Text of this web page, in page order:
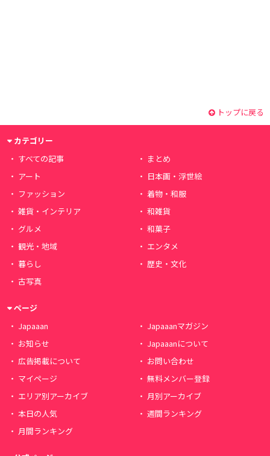
トップに戻る
カテゴリー
すべての記事
まとめ
アート
日本画・浮世絵
ファッション
着物・和服
雑貨・インテリア
和雑貨
グルメ
和菓子
観光・地域
エンタメ
暮らし
歴史・文化
古写真
ページ
Japaaan
Japaaanマガジン
お知らせ
Japaaanについて
広告掲載について
お問い合わせ
マイページ
無料メンバー登録
エリア別アーカイブ
月別アーカイブ
本日の人気
週間ランキング
月間ランキング